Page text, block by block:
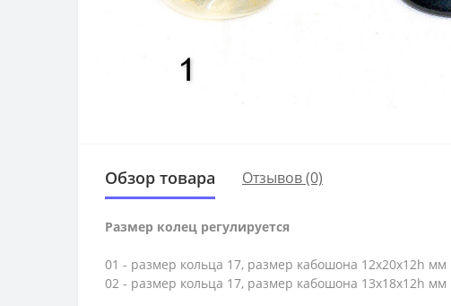
Обзор товара Отзывов (0)
Размер колец регулируется
01 - размер кольца 17, размер кабошона 12х20х12h мм
02 - размер кольца 17, размер кабошона 13х18х12h мм